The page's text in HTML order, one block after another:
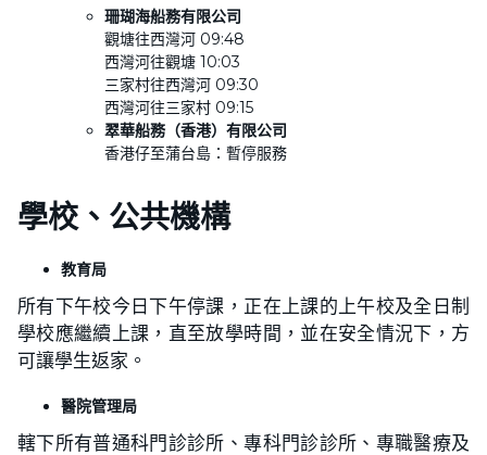
珊瑚海船務有限公司
觀塘往西灣河 09:48
西灣河往觀塘 10:03
三家村往西灣河 09:30
西灣河往三家村 09:15
翠華船務（香港）有限公司
香港仔至蒲台島：暫停服務
學校、公共機構
教育局
所有下午校今日下午停課，正在上課的上午校及全日制
學校應繼續上課，直至放學時間，並在安全情況下，方
可讓學生返家。
醫院管理局
轄下所有普通科門診診所、專科門診診所、專職醫療及